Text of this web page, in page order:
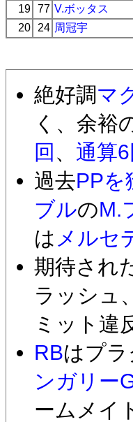
19 77 V.ボッタス
20
24 周冠宇
絶好調マ
く、余裕
回 、 通算6
過去PPを
ブルのM.
は メルセ
期待され
ラッシュ、
ミット違
RBはプ
ンガリー
ームメイ